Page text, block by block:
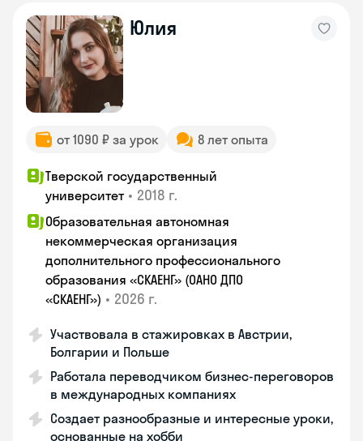
Юлия
от 1090 ₽ за урок 8 лет опыта
Тверской государственный
университет • 2018 г.
Образовательная автономная
некоммерческая организация
дополнительного профессионального
образования «СКАЕНГ» (ОАНО ДПО
«СКАЕНГ») • 2026 г.
Участвовала в стажировках в Австрии,
Болгарии и Польше
Работала переводчиком бизнес-переговоров
в международных компаниях
Создает разнообразные и интересные уроки,
основанные на хобби